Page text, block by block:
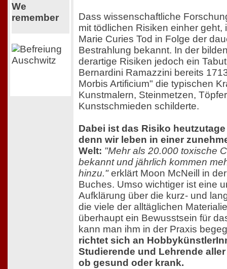
We
remember
Dass wissenschaftliche
mit tödlichen Risiken einher geht,
Marie Curies Tod in Folge der
Bestrahlung bekannt. In der
derartige Risiken jedoch ein
Bernardini Ramazzini bereits
Morbis Artificium" die typischen
Kunstmalern, Steinmetzen,
Kunstschmieden schilderte.
Dabei ist das Risiko
denn wir leben in einer
Welt: "Mehr als 20.000 toxische
bekannt und jährlich kommen
hinzu."erklärt Moon McNeill in
Buches. Umso wichtiger ist eine
Aufklärung über die kurz- und
die viele der alltäglichen
überhaupt ein Bewusstsein für
kann man ihm in der Praxis
richtet sich an
Studierende und Lehrende
ob gesund oder krank.